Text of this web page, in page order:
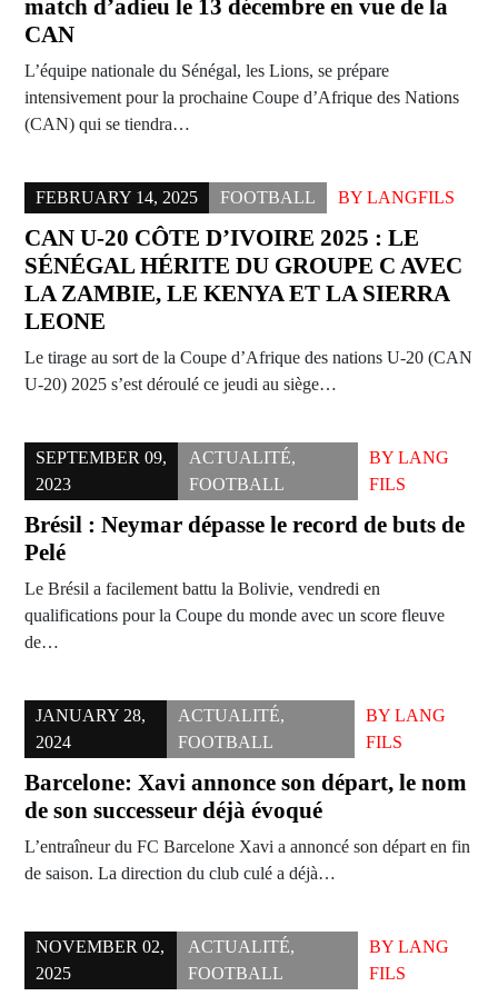
match d’adieu le 13 décembre en vue de la
CAN
L’équipe nationale du Sénégal, les Lions, se prépare
intensivement pour la prochaine Coupe d’Afrique des Nations
(CAN) qui se tiendra…
FEBRUARY 14, 2025 FOOTBALL BY LANGFILS
CAN U-20 CÔTE D’IVOIRE 2025 : LE
SÉNÉGAL HÉRITE DU GROUPE C AVEC
LA ZAMBIE, LE KENYA ET LA SIERRA
LEONE
Le tirage au sort de la Coupe d’Afrique des nations U-20 (CAN
U-20) 2025 s’est déroulé ce jeudi au siège…
SEPTEMBER 09,
2023
ACTUALITÉ,
FOOTBALL
BYLANG
FILS
Brésil : Neymar dépasse le record de buts de
Pelé
Le Brésil a facilement battu la Bolivie, vendredi en
qualifications pour la Coupe du monde avec un score fleuve
de…
JANUARY 28,
2024
ACTUALITÉ,
FOOTBALL
BY LANG
FILS
Barcelone: Xavi annonce son départ, le nom
de son successeur déjà évoqué
L’entraîneur du FC Barcelone Xavi a annoncé son départ en fin
de saison. La direction du club culé a déjà…
NOVEMBER 02,
2025
ACTUALITÉ,
FOOTBALL
BYLANG
FILS